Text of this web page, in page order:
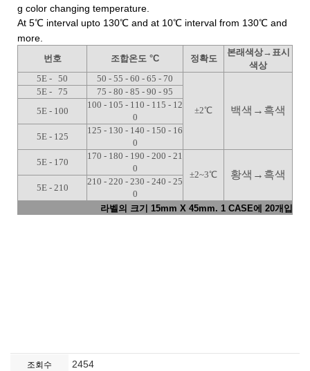
g color changing temperature.
At 5℃ interval upto 130℃ and at 10℃ interval from 130℃ and
more.
번호 조합온도 °C 정확도
본래색상→표시
색상
5E - 50
50 - 55 - 60 - 65 - 70
±2℃ 백색→흑색
5E - 75
75 - 80 - 85 - 90 - 95
5E - 100
100 - 105 - 110 - 115 - 12
0
5E - 125
125 - 130 - 140 - 150 - 16
0
5E - 170
170 - 180 - 190 - 200 - 21
0
±2~3℃ 황색→흑색
5E - 210
210 - 220 - 230 - 240 - 25
0
라벨의 크기 15mm X 45mm. 1 CASE에 20개입
조회수 2454